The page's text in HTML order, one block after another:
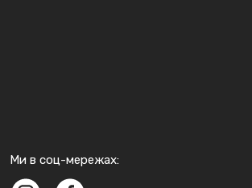
Ми в соц-мережах: